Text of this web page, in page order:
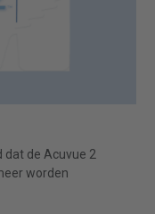
de Acuvue 2
worden